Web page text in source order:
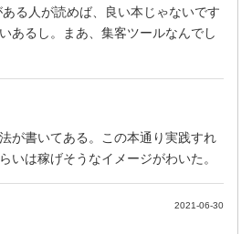
る人が読めば、良い本じゃないです
あるし。まあ、集客ツールなんでし
が書いてある。この本通り実践すれ
いは稼げそうなイメージがわいた。
2021-06-30